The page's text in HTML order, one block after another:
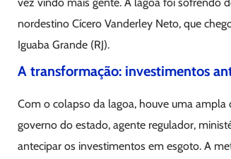
nordestino Cícero Vanderley Neto, que
Iguaba Grande (RJ).
A transformação: investimentos
Com o colapso da lagoa, houve uma ampla
governo do estado, agente regulador,
antecipar os investimentos em esgoto. A